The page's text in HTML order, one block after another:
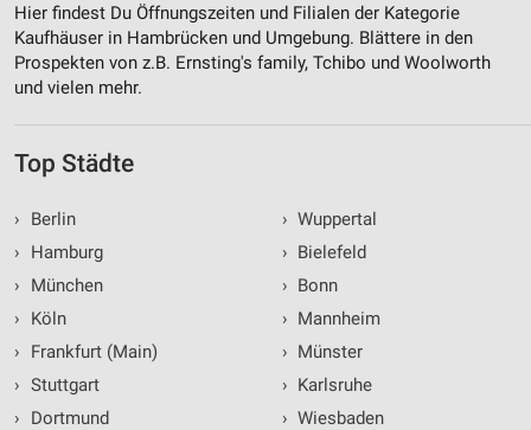
Hier findest Du Öffnungszeiten und Filialen der Kategorie
Kaufhäuser in Hambrücken und Umgebung. Blättere in den
Prospekten von z.B. Ernsting's family, Tchibo und Woolworth
und vielen mehr.
Top Städte
›
Berlin
›
Hamburg
›
München
›
Köln
›
Frankfurt (Main)
› Stuttgart
›
Dortmund
› Wuppertal
› Bielefeld
› Bonn
› Mannheim
› Münster
› Karlsruhe
› Wiesbaden